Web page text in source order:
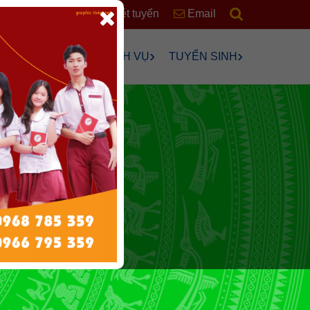
RSS Xét tuyển Email
›
›
›
›
›
›
Chơi
HỌC SINH› DỊCH VỤ› TUYỂN SINH ›